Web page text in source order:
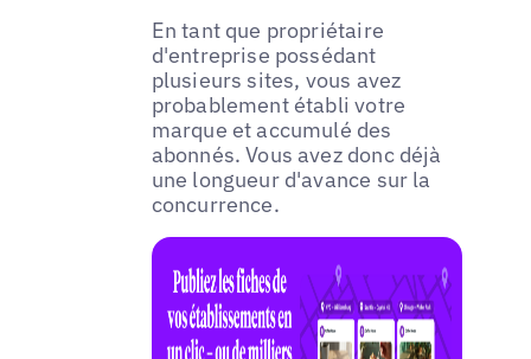
En tant que propriétaire
d'entreprise possédant
plusieurs sites, vous avez
probablement établi votre
marque et accumulé des
abonnés. Vous avez donc déjà
une longueur d'avance sur la
concurrence.